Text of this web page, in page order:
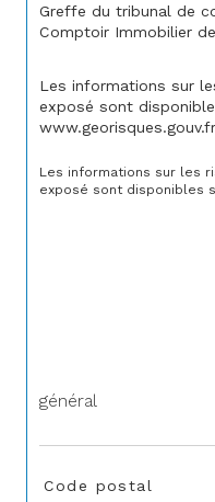
Greffe du tribunal de
Comptoir Immobilier
Les informations sur
exposé sont
Les informations sur les
exposé sont disponibles
général
Code postal